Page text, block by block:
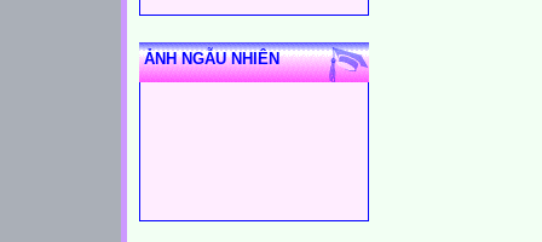
ẢNH NGẪU NHIÊN